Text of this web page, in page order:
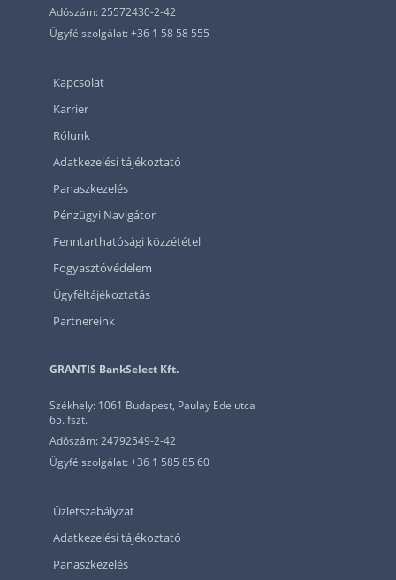
Adószám: 25572430-2-42
Ügyfélszolgálat: +36 1 58 58 555
Kapcsolat
Karrier
Rólunk
Adatkezelési tájékoztató
Panaszkezelés
Pénzügyi Navigátor
Fenntarthatósági közzététel
Fogyasztóvédelem
Ügyféltájékoztatás
Partnereink
GRANTIS BankSelect Kft.
Székhely: 1061 Budapest, Paulay Ede utca
65. fszt.
Adószám: 24792549-2-42
Ügyfélszolgálat: +36 1 585 85 60
Üzletszabályzat
Adatkezelési tájékoztató
Panaszkezelés